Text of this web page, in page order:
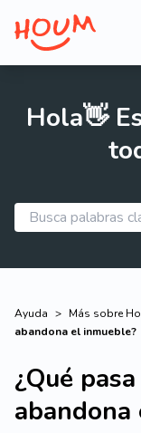
Hola👋
Ayuda > Más sobre
abandona el inmueble?
¿Qué